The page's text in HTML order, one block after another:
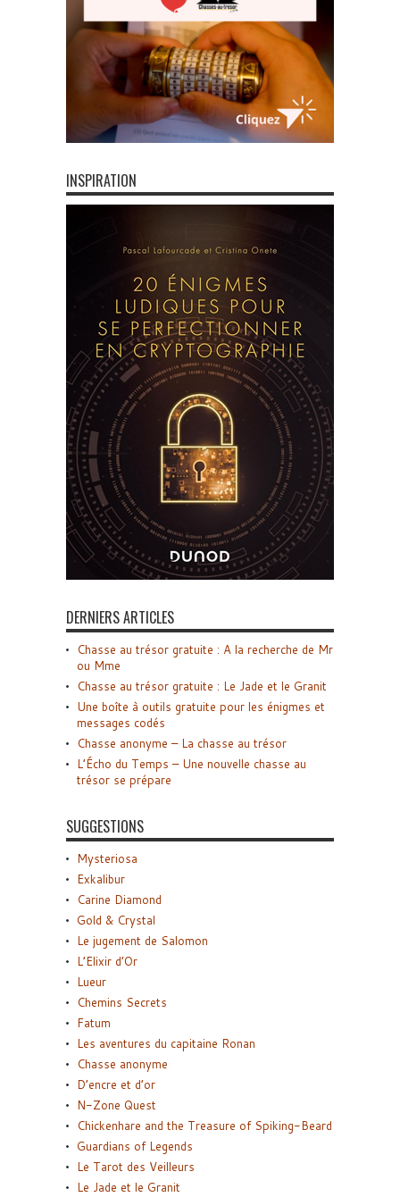
INSPIRATION
DERNIERS ARTICLES
Chasse au trésor gratuite : A la recherche de Mr
ou Mme
Chasse au trésor gratuite : Le Jade et le Granit
Une boîte à outils gratuite pour les énigmes et
messages codés
Chasse anonyme – La chasse au trésor
L’Écho du Temps – Une nouvelle chasse au
trésor se prépare
SUGGESTIONS
Mysteriosa
Exkalibur
Carine Diamond
Gold & Crystal
Le jugement de Salomon
L’Elixir d’Or
Lueur
Chemins Secrets
Fatum
Les aventures du capitaine Ronan
Chasse anonyme
D’encre et d’or
N-Zone Quest
Chickenhare and the Treasure of Spiking-Beard
Guardians of Legends
Le Tarot des Veilleurs
Le Jade et le Granit